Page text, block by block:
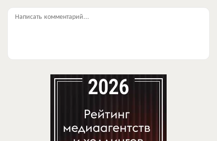
Написать комментарий...